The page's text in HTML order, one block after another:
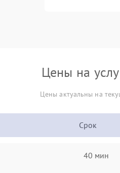
Цены на
Цены актуальны на
Срок
40 мин